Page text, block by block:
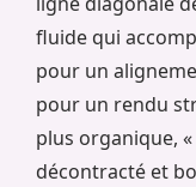
fluide qui
pour un
pour un rendu
plus organique,
décontracté et